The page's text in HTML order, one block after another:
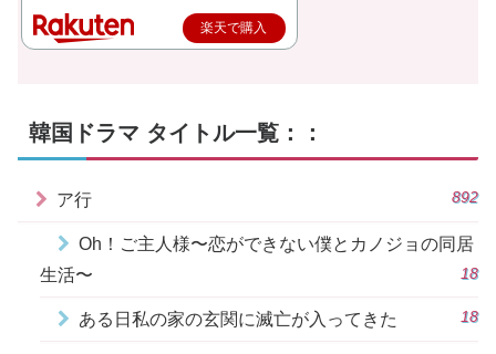
楽天で購入
韓国ドラマ タイトル一覧：：
ア行 892
Oh！ご主人様〜恋ができない僕とカノジョの同居
生活〜
18
ある日私の家の玄関に滅亡が入ってきた 18